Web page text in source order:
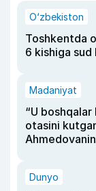
O‘zbekiston
Toshkentda
6 kishiga sud
Madaniyat
“U
otasini
Dunyo